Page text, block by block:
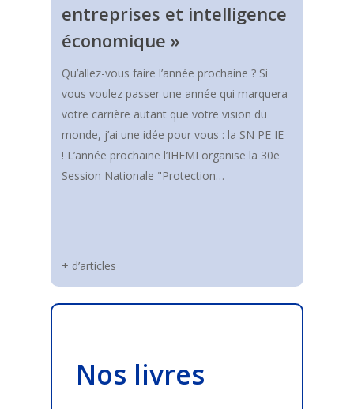
entreprises et intelligence
économique »
Qu’allez-vous faire l’année prochaine ? Si
vous voulez passer une année qui marquera
votre carrière autant que votre vision du
monde, j’ai une idée pour vous : la SN PE IE
! L’année prochaine l’IHEMI organise la 30e
Session Nationale "Protection…
+ d’articles
Nos livres